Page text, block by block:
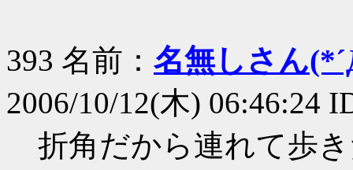
393 名前： 名無しさん
2006/10/12(木) 06:46:24
折角だから連れて歩